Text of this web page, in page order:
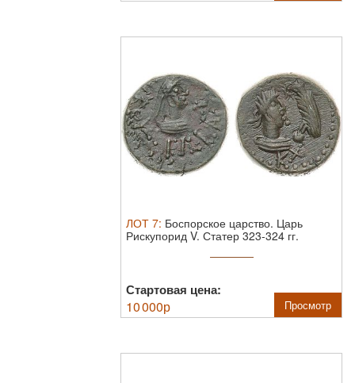
ЛОТ 7: Боспорское царство. Царь
Рискупорид V. Статер 323-324 гг.
Стартовая цена:
10 000р Просмотр